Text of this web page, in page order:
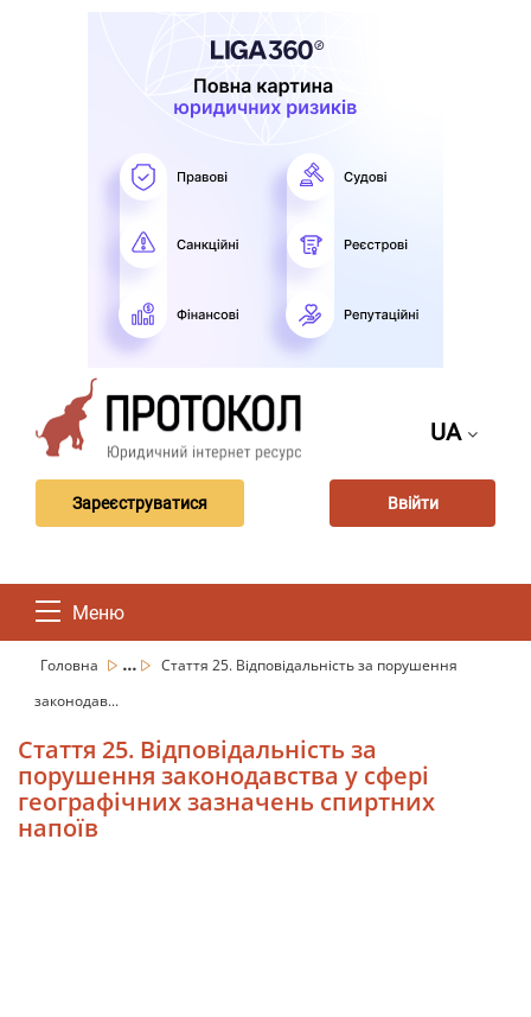
UA
Зареєструватися Ввійти
Меню
Головна ...
Стаття 25. Відповідальність за порушення
законодав...
Стаття 25. Відповідальність за
порушення законодавства у сфері
географічних зазначень спиртних
напоїв